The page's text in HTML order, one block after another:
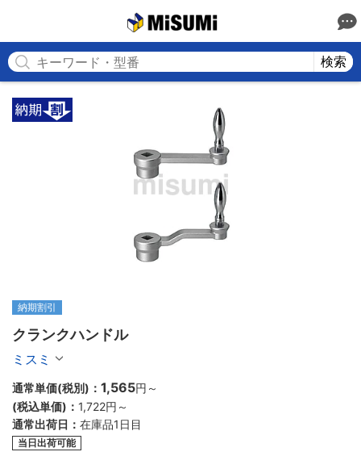
検索
納期割引
クランクハンドル
ミスミ
通常単価(税別)： 1,565円 ～
(税込単価)： 1,722円 ～
通常出荷日： 在庫品1日目
当日出荷可能